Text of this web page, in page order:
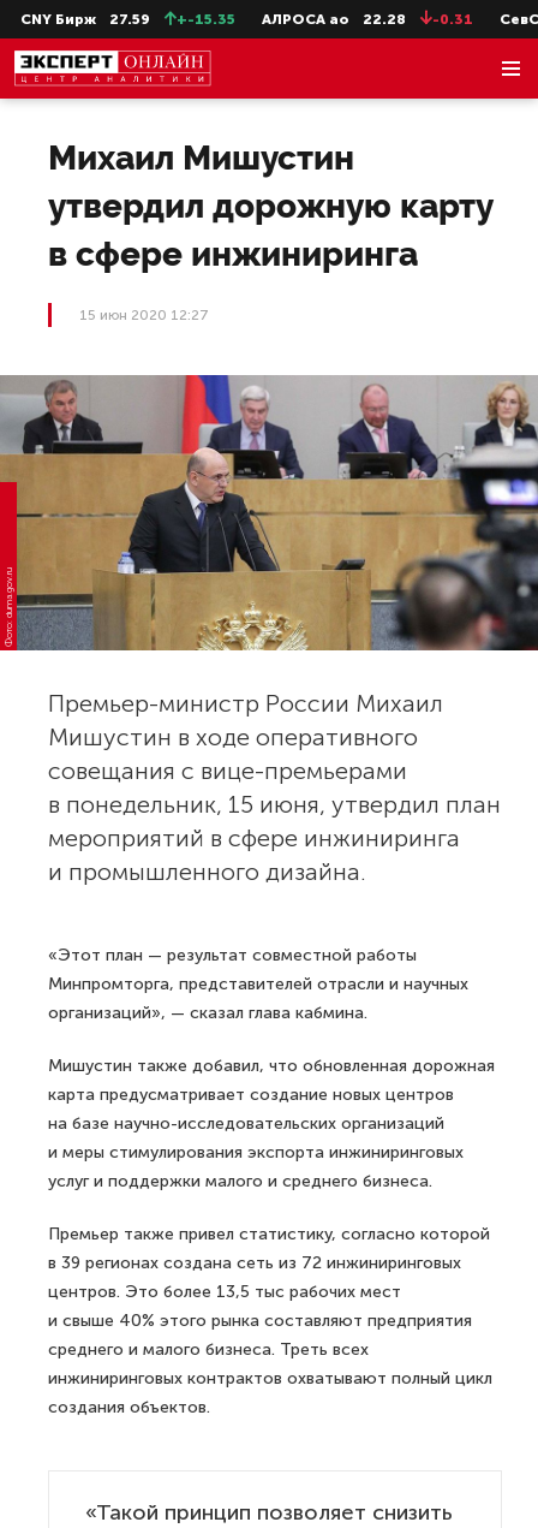
Бирж 27.59 +-15.35 АЛРОСА ао 22.28 -0.31 СевСт-
Михаил Мишустин
утвердил дорожную карту
в сфере инжиниринга
15 июн 2020 12:27
Фото: duma.gov.ru
Премьер-министр России Михаил
Мишустин в ходе оперативного
совещания с вице-премьерами
в понедельник, 15 июня, утвердил план
мероприятий в сфере инжиниринга
и промышленного дизайна.
«Этот план — результат совместной работы
Минпромторга, представителей отрасли и научных
организаций», — сказал глава кабмина.
Мишустин также добавил, что обновленная дорожная
карта предусматривает создание новых центров
на базе научно-исследовательских организаций
и меры стимулирования экспорта инжиниринговых
услуг и поддержки малого и среднего бизнеса.
Премьер также привел статистику, согласно которой
в 39 регионах создана сеть из 72 инжиниринговых
центров. Это более 13,5 тыс рабочих мест
и свыше 40% этого рынка составляют предприятия
среднего и малого бизнеса. Треть всех
инжиниринговых контрактов охватывают полный цикл
создания объектов.
«Такой принцип позволяет снизить